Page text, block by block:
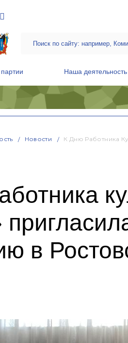
Наша деятельность
Новости
К Дню Работника
в